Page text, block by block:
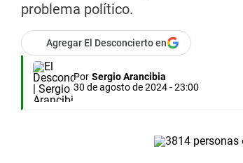
problema político.
Agregar El Desconcierto en
Por Sergio Arancibia
30 de agosto de 2024 - 23:00